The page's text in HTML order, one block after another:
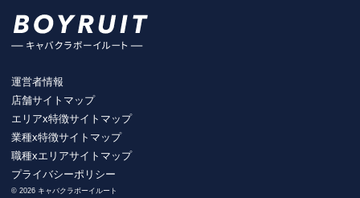
運営者情報
店舗サイトマップ
エリアx特徴サイトマップ
業種x特徴サイトマップ
職種xエリアサイトマップ
プライバシーポリシー
© 2026 キャバクラボーイルート